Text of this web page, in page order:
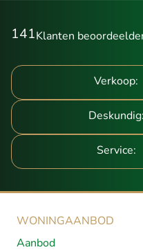
141Klanten
Verkoop:
Deskundig:
Service:
WONINGAANBOD
Aanbod